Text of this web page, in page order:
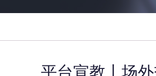
平台宣教丨场